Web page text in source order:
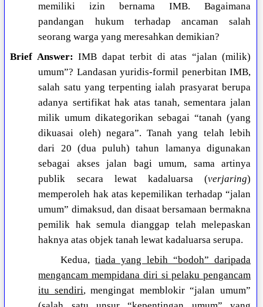
memiliki izin bernama IMB. Bagaimana
pandangan hukum terhadap ancaman salah
seorang warga yang meresahkan demikian?
Brief Answer: IMB dapat terbit di atas “jalan (milik)
umum”? Landasan yuridis-formil penerbitan IMB,
salah satu yang terpenting ialah prasyarat berupa
adanya sertifikat hak atas tanah, sementara jalan
milik umum dikategorikan sebagai “tanah (yang
dikuasai oleh) negara”. Tanah yang telah lebih
dari 20 (dua puluh) tahun lamanya digunakan
sebagai akses jalan bagi umum, sama artinya
publik secara lewat kadaluarsa (verjaring)
memperoleh hak atas kepemilikan terhadap “jalan
umum” dimaksud, dan disaat bersamaan bermakna
pemilik hak semula dianggap telah melepaskan
haknya atas objek tanah lewat kadaluarsa serupa.
Kedua,tiada yang lebih “bodoh” daripada
mengancam mempidana diri si pelaku pengancam
itu sendiri, mengingat memblokir “jalan umum”